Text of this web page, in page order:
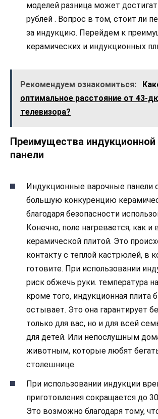
моделей разница может
рублей . Вопрос в том, стоит ли
за индукцию. Перейдем к
керамических и индукционных
Рекомендуем ознакомиться:
оптимальное расстояние от 43-
телевизора?
Преимущества индукционной
панели
Индукционные варочные панели
большую конкуренцию
благодаря безопасности
Конечно, поле нагревается, как и
керамической плитой. Это
контакту с теплой кастрюлей, в
готовите. При использовании
риск обжечь руки. температура
кроме того, индукционная плита
остывает. Это она гарантирует
только для вас, но и для всей
для детей. Или непослушным
животным, которые любят
столешнице.
При использовании индукции
приготовления сокращается до
Это возможно благодаря тому,